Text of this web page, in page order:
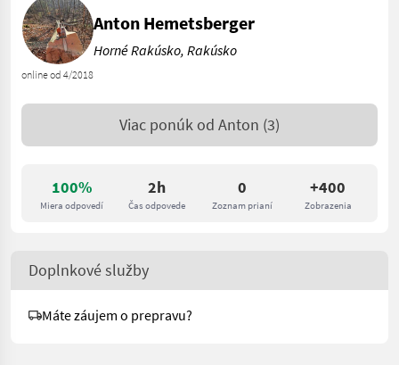
100%
Miera odpovedí
2h
Čas odpovede
0
Zoznam prianí
+400
Zobrazenia
online od 4/2018
Anton Hemetsberger
Horné Rakúsko, Rakúsko
Viac ponúk od Anton (3)
Doplnkové služby
Máte záujem o prepravu?